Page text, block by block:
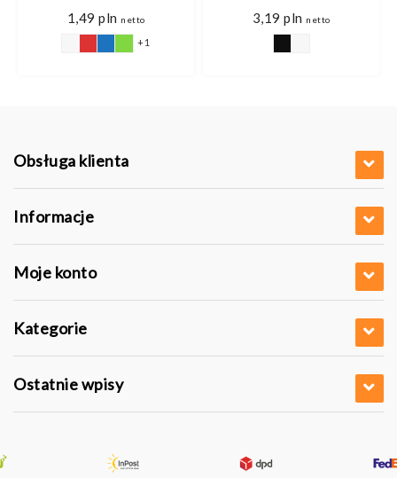
1,49 pln netto
+1
3,19 pln netto
Obsługa klienta
Informacje
Moje konto
Kategorie
Ostatnie wpisy